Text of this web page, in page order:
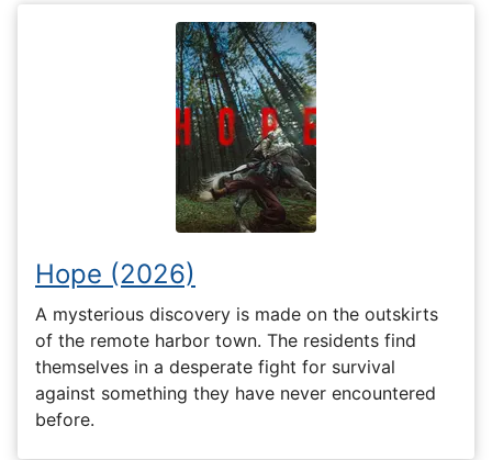
Hope (2026)
A mysterious discovery is made on the outskirts
of the remote harbor town. The residents find
themselves in a desperate fight for survival
against something they have never encountered
before.